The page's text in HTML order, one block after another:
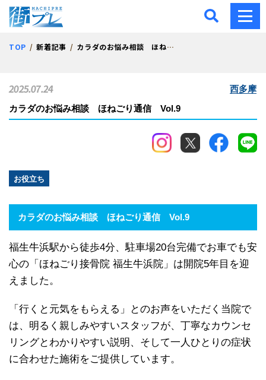
街プレ -東京・西多摩の
TOP 新着記事 カラダのお悩み相談 ほねごり通信 Vol.9
カラダのお悩み相談 ほねごり通信 Vol.9
お役立ち
2025.07.24 西多摩
カラダのお悩み相談 ほねごり通信 Vol.9
福生牛浜駅から徒歩4分、駐車場20台完備でお車でも安
心の「ほねごり接骨院 福生牛浜院」は開院5年目を迎
えました。
「行くと元気をもらえる」とのお声をいただく当院で
は、明るく親しみやすいスタッフが、丁寧なカウンセ
リングとわかりやすい説明、そして一人ひとりの症状
に合わせた施術をご提供しています。